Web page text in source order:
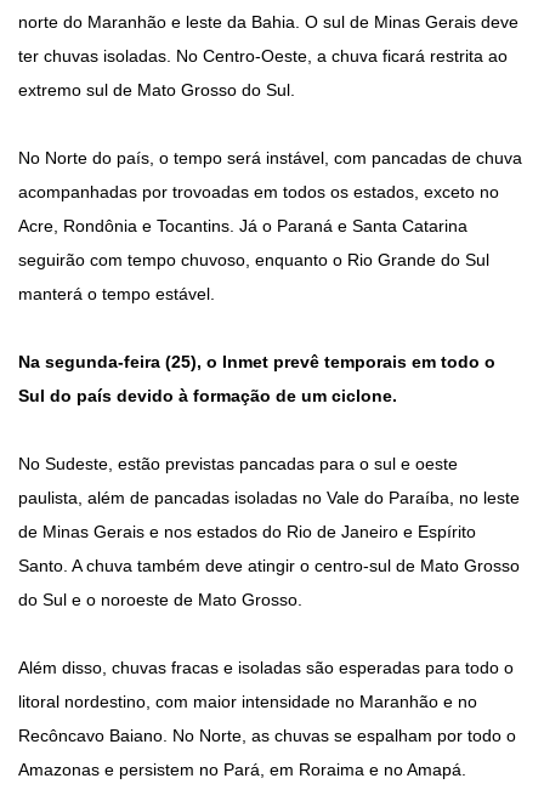
norte do Maranhão e leste da Bahia. O sul de Minas Gerais deve
ter chuvas isoladas. No Centro-Oeste, a chuva ficará restrita ao
extremo sul de Mato Grosso do Sul.
No Norte do país, o tempo será instável, com pancadas de chuva
acompanhadas por trovoadas em todos os estados, exceto no
Acre, Rondônia e Tocantins. Já o Paraná e Santa Catarina
seguirão com tempo chuvoso, enquanto o Rio Grande do Sul
manterá o tempo estável.
Na segunda-feira (25), o Inmet prevê temporais em todo o
Sul do país devido à formação de um ciclone.
No Sudeste, estão previstas pancadas para o sul e oeste
paulista, além de pancadas isoladas no Vale do Paraíba, no leste
de Minas Gerais e nos estados do Rio de Janeiro e Espírito
Santo. A chuva também deve atingir o centro-sul de Mato Grosso
do Sul e o noroeste de Mato Grosso.
Além disso, chuvas fracas e isoladas são esperadas para todo o
litoral nordestino, com maior intensidade no Maranhão e no
Recôncavo Baiano. No Norte, as chuvas se espalham por todo o
Amazonas e persistem no Pará, em Roraima e no Amapá.